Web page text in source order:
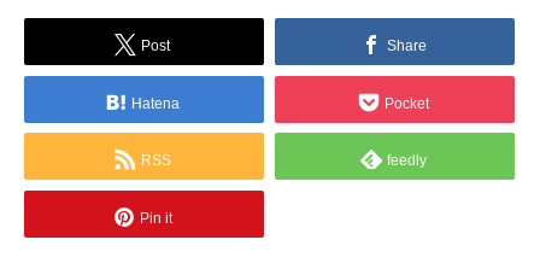
Post Share
Hatena Pocket
RSS feedly
Pin it